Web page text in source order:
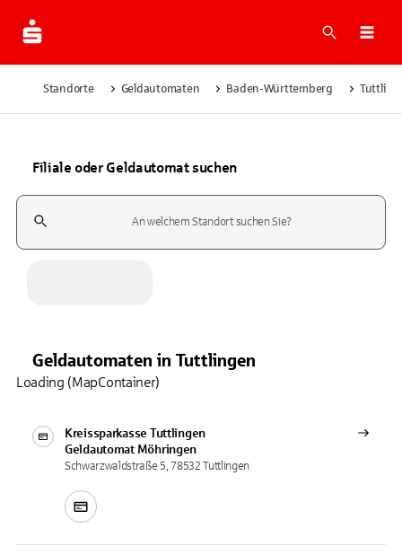
Suche
Standorte Geldautomaten Baden-Württemberg
Filiale oder Geldautomat suchen
Suchfeld
Geldautomaten in Tuttlingen
Kreissparkasse Tuttlingen
Geldautomat Möhringen
Schwarzwaldstraße 5, 78532 Tuttlingen
Loading (MapContainer)